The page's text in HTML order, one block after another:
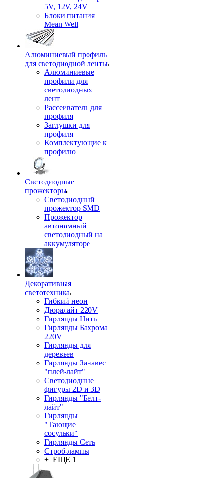
5V, 12V, 24V
Блоки питания
Mean Well
Алюминиевый профиль
для светодиодной ленты
Алюминиевые
профили для
светодиодных
лент
Рассеиватель для
профиля
Заглушки для
профиля
Комплектующие к
профилю
Светодиодные
прожекторы
Светодиодный
прожектор SMD
Прожектор
автономный
светодиодный на
аккумуляторе
Декоративная
светотехника
Гибкий неон
Дюралайт 220V
Гирлянды Нить
Гирлянды Бахрома
220V
Гирлянды для
деревьев
Гирлянды Занавес
"плей-лайт"
Светодиодные
фигуры 2D и 3D
Гирлянды "Белт-
лайт"
Гирлянды
"Тающие
сосульки"
Гирлянды Сеть
Строб-лампы
+ ЕЩЕ 1